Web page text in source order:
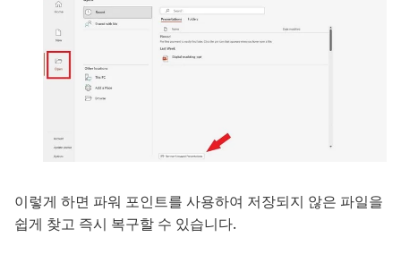
이렇게 하면 파워 포인트를 사용하여 저장되지 않은 파일을
쉽게 찾고 즉시 복구할 수 있습니다.